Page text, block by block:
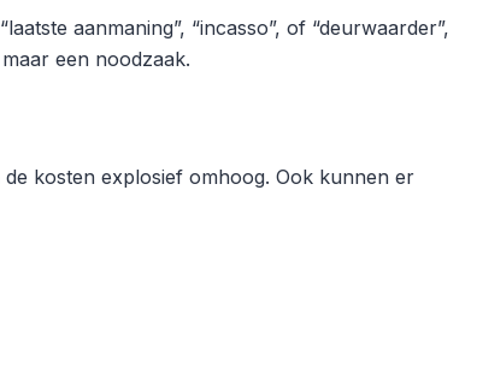
aanmaning”, “incasso”, of “deurwaarder”,
een noodzaak.
kosten explosief omhoog. Ook kunnen er